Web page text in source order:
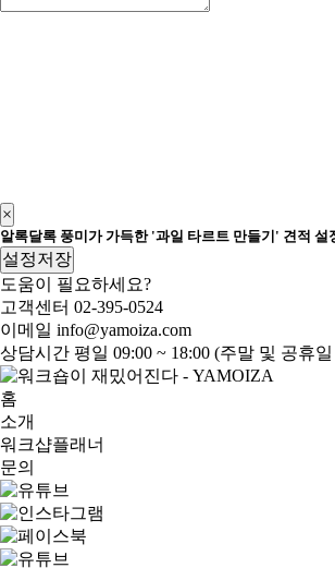
×
알록달록 풍미가 가득한 '과일 타르트 만들기' 견적 설
설정저장
도움이 필요하세요?
고객센터 02-395-0524
이메일 info@yamoiza.com
상담시간 평일 09:00 ~ 18:00 (주말 및 공휴
홈
소개
워크샵플래너
문의